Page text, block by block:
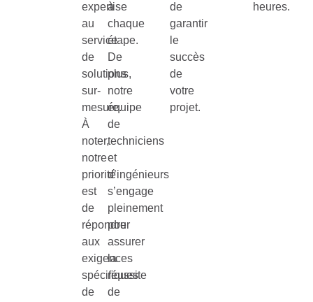
expertise
au
service
de
solutions
sur-
mesure.
À
noter,
notre
priorité
est
de
répondre
aux
exigences
spécifiques
de
à
chaque
étape.
De
plus,
notre
équipe
de
techniciens
et
d’ingénieurs
s’engage
pleinement
pour
assurer
la
réussite
de
de
garantir
le
succès
de
votre
projet.
heures.